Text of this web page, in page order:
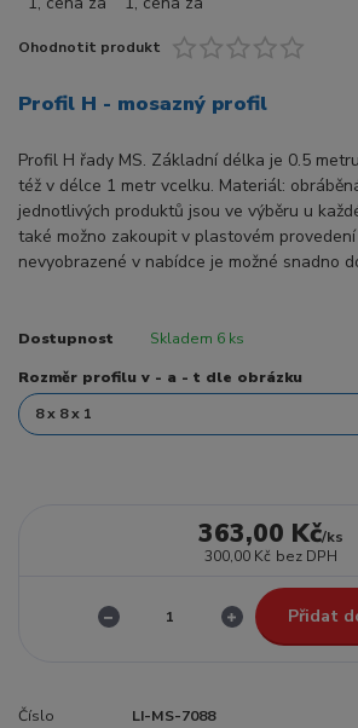
Ohodnotit produkt
Profil H - mosazný profil
Profil H řady MS. Základní délka je 0.5
též v délce 1 metr vcelku. Materiál:
jednotlivých produktů jsou ve výběru u
také možno zakoupit v plastovém
nevyobrazené v nabídce je možné snadno
Dostupnost Skladem 6 ks
Rozměr profilu v - a - t dle obrázku
363,00 Kč/ks
300,00 Kč bez DPH
Přidat
Číslo
LI-MS-7088